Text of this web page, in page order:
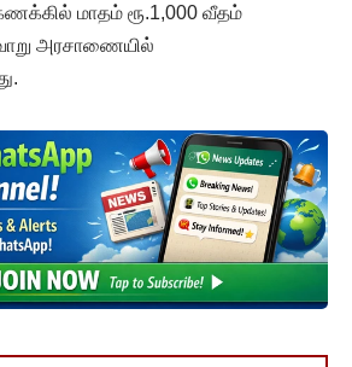
மாதம் ரூ.1,000 வீதம்
அரசாணையில்